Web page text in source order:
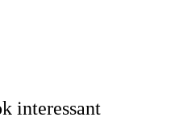
interessant